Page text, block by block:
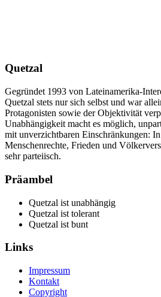
Quetzal
Gegründet 1993 von Lateinamerika-
Quetzal stets nur sich selbst und war
Protagonisten sowie der Objektivität
Unabhängigkeit macht es möglich,
mit unverzichtbaren Einschränkungen:
Menschenrechte, Frieden und
sehr parteiisch.
Präambel
Quetzal ist unabhängig
Quetzal ist tolerant
Quetzal ist bunt
Links
Impressum
Kontakt
Copyright